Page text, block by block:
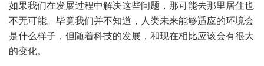
如果我们在发展过程中解决这些问题，那可能去那里居住也
不无可能。毕竟我们并不知道，人类未来能够适应的环境会
是什么样子，但随着科技的发展，和现在相比应该会有很大
的变化。